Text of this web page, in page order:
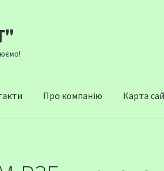
Про компанію Карта